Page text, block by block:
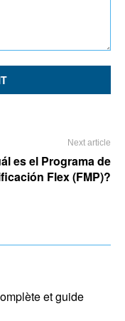
Next article
es el Programa de
Flex (FMP)?
et guide